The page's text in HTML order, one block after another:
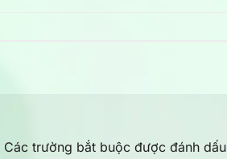
Các trường bắt buộc được đánh dấu